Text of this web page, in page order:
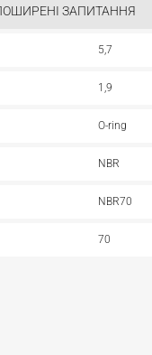
ЗАПИТАННЯ
5,7
1,9
O-ring
NBR
NBR70
70